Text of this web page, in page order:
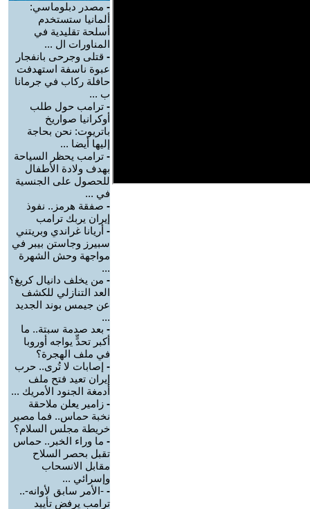
- مصدر دبلوماسي:
ألمانيا ستستخدم
أسلحة تقليدية في
المناورات ال ...
- قتلى وجرحى بانفجار
عبوة ناسفة استهدفت
حافلة ركاب في جرمانا
ب ...
- ترامب حول طلب
أوكرانيا صواريخ
باتريوت: نحن بحاجة
إليها أيضا ...
- ترامب يحظر السياحة
بهدف ولادة الأطفال
للحصول على الجنسية
في ...
- صفقة هرمز.. نفوذ
إيران يربك ترامب
- أريانا غراندي وبريتني
سبيرز وجاستن بيبر في
مواجهة وحش الشهرة
...
- من يخلف دانيال كريغ؟
العد التنازلي للكشف
عن جيمس بوند الجديد
...
- بعد صدمة سبتة.. ما
أكبر تحدٍّ يواجه أوروبا
في ملف الهجرة؟
- إصابات لا تُرى.. حرب
إيران تعيد فتح ملف
أدمغة الجنود الأمريك ...
- زامير يعلن ملاحقة
نخبة حماس.. فما مصير
خريطة مجلس السلام؟
- ما وراء الخبر.. حماس
تقبل بحصر السلاح
مقابل الانسحاب
وإسرائي ...
- -الأمر سابق لأوانه-..
ترامب يرفض تأييد